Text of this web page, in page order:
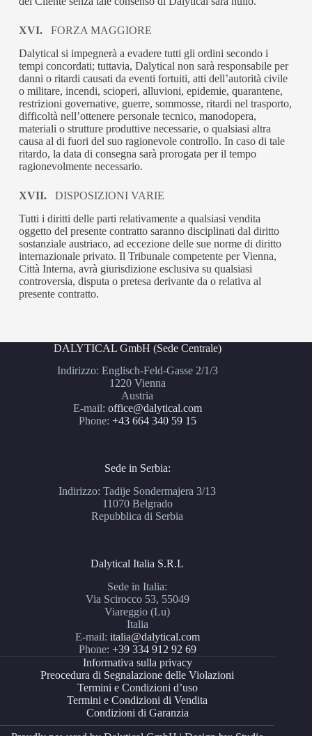
XVI. FORZA MAGGIORE
Dalytical si impegnerà a evadere tutti gli ordini secondo i
tempi concordati; tuttavia, Dalytical non sarà responsabile per
danni o ritardi causati da eventi fortuiti, atti dell’autorità civile
o militare, incendi, scioperi, alluvioni, epidemie, quarantene,
restrizioni governative, guerre, sommosse, ritardi nel trasporto,
difficoltà nell’ottenere personale tecnico, manodopera,
materiali o strutture produttive necessarie, o qualsiasi altra
causa al di fuori del suo ragionevole controllo. In caso di tale
ritardo, la data di consegna sarà prorogata per il tempo
ragionevolmente necessario.
XVII. DISPOSIZIONI VARIE
Tutti i diritti delle parti relativamente a qualsiasi vendita
oggetto del presente contratto saranno disciplinati dal diritto
sostanziale austriaco, ad eccezione delle sue norme di diritto
internazionale privato. Il Tribunale competente per Vienna,
Città Interna, avrà giurisdizione esclusiva su qualsiasi
controversia, disputa o pretesa derivante da o relativa al
presente contratto.
DALYTICAL GmbH (Sede Centrale)
Indirizzo: Englisch-Feld-Gasse 2/1/3
1220 Vienna
Austria
E-mail: office@dalytical.com
Phone: +43 664 340 59 15
Sede in Serbia:
Indirizzo: Tadije Sondermajera 3/13
11070 Belgrado
Repubblica di Serbia
Dalytical Italia S.R.L
Sede in Italia:
Via Scirocco 53, 55049
Viareggio (Lu)
Italia
E-mail: italia@dalytical.com
Phone: +39 334 912 92 69
Informativa sulla privacy
Preocedura di Segnalazione delle Violazioni
Termini e Condizioni d’uso
Termini e Condizioni di Vendita
Condizioni di Garanzia